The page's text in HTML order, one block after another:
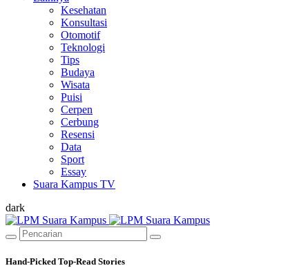
Kesehatan
Konsultasi
Otomotif
Teknologi
Tips
Budaya
Wisata
Puisi
Cerpen
Cerbung
Resensi
Data
Sport
Essay
Suara Kampus TV
dark
Hand-Picked Top-Read Stories